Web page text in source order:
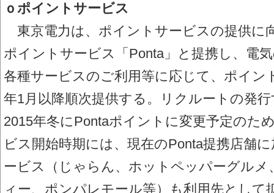
ｏポイントサービス
東京電力は、ポイントサービスの提供に
ポイントサービス「Ponta」と提携し、電
各種サービスのご利用等に応じて、ポイン
年1月以降順次提供する。リクルートの発
2015年冬にPontaポイントに変更予定のた
ビス開始時期には、現在のPonta提携店舗
ービス（じゃらん、ホットペッパーグル
ィー、ポンパレモール等）も利用先として